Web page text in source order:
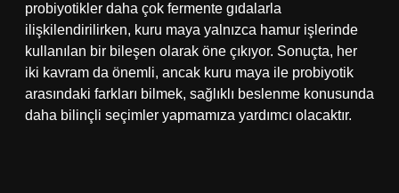
probiyotikler daha çok fermente gıdalarla
ilişkilendirilirken, kuru maya yalnızca hamur işlerinde
kullanılan bir bileşen olarak öne çıkıyor. Sonuçta, her
iki kavram da önemli, ancak kuru maya ile probiyotik
arasındaki farkları bilmek, sağlıklı beslenme konusunda
daha bilinçli seçimler yapmamıza yardımcı olacaktır.